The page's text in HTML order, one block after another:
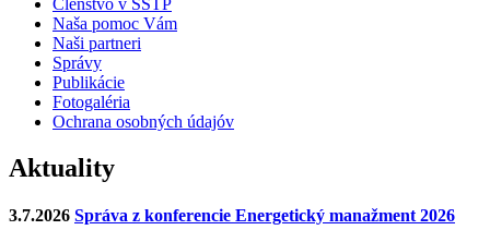
Členstvo v SSTP
Naša pomoc Vám
Naši partneri
Správy
Publikácie
Fotogaléria
Ochrana osobných údajóv
Aktuality
3.7.2026 Správa z konferencie Energetický manažment 2026